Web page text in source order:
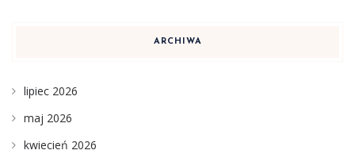
ARCHIWA
lipiec 2026
maj 2026
kwiecień 2026